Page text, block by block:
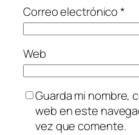
Correo electrónico*
Web
Guarda mi nombre,
web en este
vez que comente.